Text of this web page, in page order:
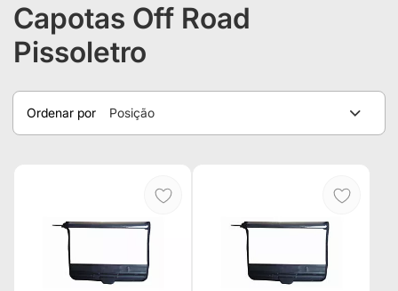
Capotas Off Road
Pissoletro
Ordenar por Posição